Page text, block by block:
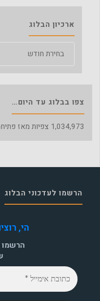
ארכיון הבלוג
צפו בבלוג עד היום…
1,034,973 צפיות מאז פתיחת
הרשמו לעדכוני הבלוג
הי,
הרשמו